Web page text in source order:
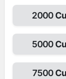
2000
5000
7500